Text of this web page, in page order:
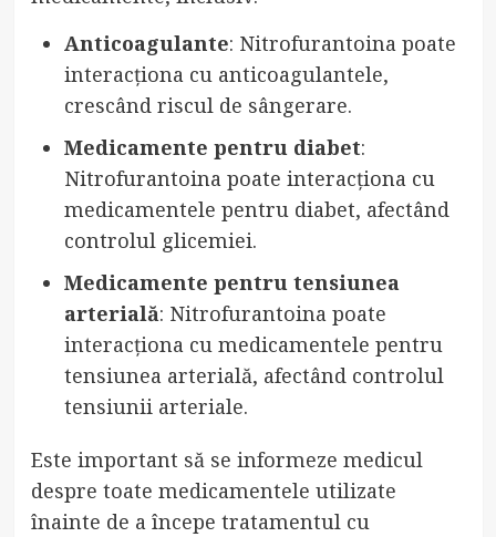
Anticoagulante: Nitrofurantoina poate
interacționa cu anticoagulantele,
crescând riscul de sângerare.
Medicamente pentru diabet:
Nitrofurantoina poate interacționa cu
medicamentele pentru diabet, afectând
controlul glicemiei.
Medicamente pentru tensiunea
arterială: Nitrofurantoina poate
interacționa cu medicamentele pentru
tensiunea arterială, afectând controlul
tensiunii arteriale.
Este important să se informeze medicul
despre toate medicamentele utilizate
înainte de a începe tratamentul cu